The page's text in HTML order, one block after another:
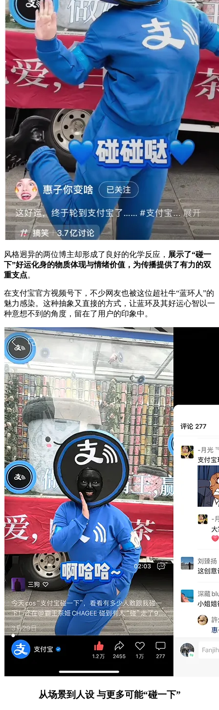
风格迥异的两位博主却形成了良好的化学反应， 展示了“碰一
下”好运化身的物质体现与情绪价值，为传播提供了有力的双
重支点。
在支付宝官方视频号下，不少网友也被这位超社牛“蓝环人”的
魅力感染。这种抽象又直接的方式，让蓝环及其好运心智以一
种意想不到的角度，留在了用户的印象中。
从场景到人设 与更多可能“碰一下”